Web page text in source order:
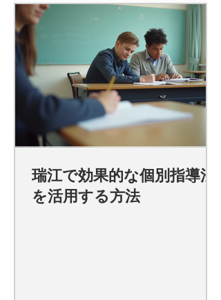
瑞江で効果的な個別指導法
を活用する方法